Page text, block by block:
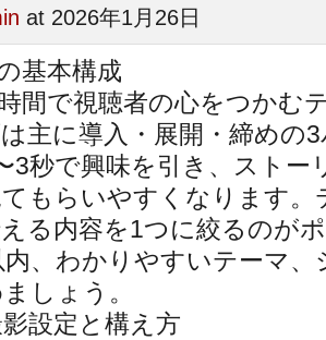
at 2026年1月26日
基本構成
間で視聴者の心をつかむ
主に導入・展開・締めの
3秒で興味を引き、ストー
もらいやすくなります。
る内容を1つに絞るのが
、わかりやすいテーマ
しょう。
設定と構え方